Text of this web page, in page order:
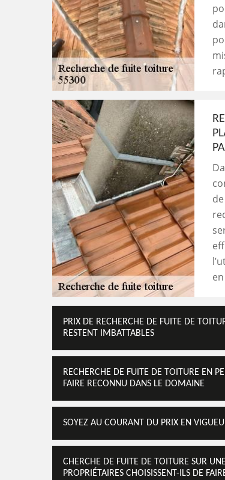
PRIX DE RECHERCHE DE FUITE DE
RESTENT IMBATTABLES
RECHERCHE DE FUITE DE TOITURE EN
FAIRE RECONNU DANS LE DOMAINE
SOYEZ AU COURANT DU PRIX EN
CHERCHE DE FUITE DE TOITURE SUR
PROPRIÉTAIRES CHOISISSENT-ILS DE